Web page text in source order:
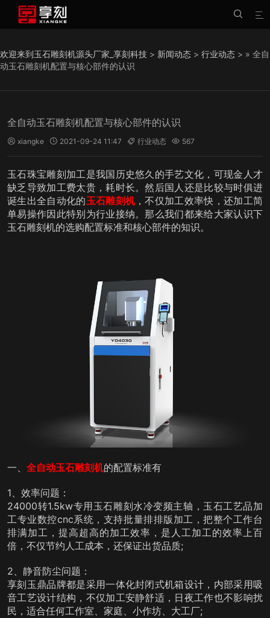


欢迎来到玉石雕刻机源头厂家_享刻科技 > 新闻动态 > 行业动态 > » 全自
动玉石雕刻机配置与核心部件的认识
全自动玉石雕刻机配置与核心部件的认识
 xiangke  2021-09-24 11:47  行业动态  567
玉石珠宝雕刻加工是我国历史悠久的手艺文化，可现金人才
缺乏导致加工费太贵，耗时长。然后国人还是比较与时俱进
诞生出全自动化的玉石雕刻机，不仅加工效率快，还加工简
单易操作因此特别为行业接纳。那么我们都来给大家认识下
玉石雕刻机的选购配置标准和核心部件的知识。
一、 全自动玉石雕刻机的配置标准有
1、效率问题：
24000转1.5kw专用玉石雕刻水冷变频主轴，玉石工艺品加
工专业数控cnc系统，支持批量排排版加工，把整个工作台
排满加工，提高超高的加工效率，是人工加工的效率上百
倍，不仅节约人工成本，还保证出货品质;
2、静音防尘问题：
享刻玉鼎品牌都是采用一体化封闭式机箱设计，内部采用吸
音工艺设计结构，不仅加工安静舒适，日夜工作也不影响扰
民，适合任何工作室、家庭、小作坊、大工厂;